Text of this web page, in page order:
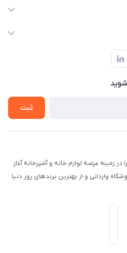
ثبت
فعالیت خود را در زمینه عرضه لوازم خانه و آشپزخانه آغاز
وارداتی و از بهترین برندهای روز دنیا